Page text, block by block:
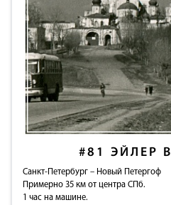
#81 ЭЙЛЕР
Санкт-Петербург – Новый Петергоф
Примерно 35 км от центра СПб.
1 час на машине.